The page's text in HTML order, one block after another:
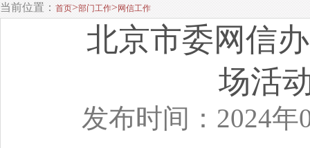
当前位置： 首页>部门工作>网信工作
北京市委网信
场活
发布时间：2024年